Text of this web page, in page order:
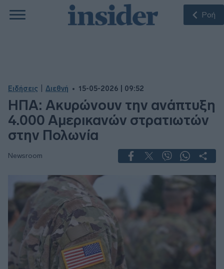
Ροή
Ειδήσεις Διεθνή 15-05-2026 | 09:52
ΗΠΑ: Ακυρώνουν την ανάπτυξη
4.000 Αμερικανών στρατιωτών
στην Πολωνία
Newsroom